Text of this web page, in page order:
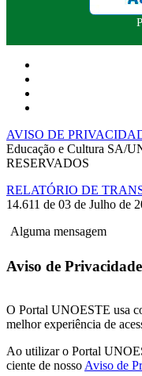
AVISO DE
Educação e Cultura SA/
RESERVADOS
RELATÓRIO DE
14.611 de 03 de Julho de
Alguma mensagem
Aviso de
O Portal UNOESTE usa
melhor experiência de
Ao utilizar o Portal
ciente de nosso Aviso de